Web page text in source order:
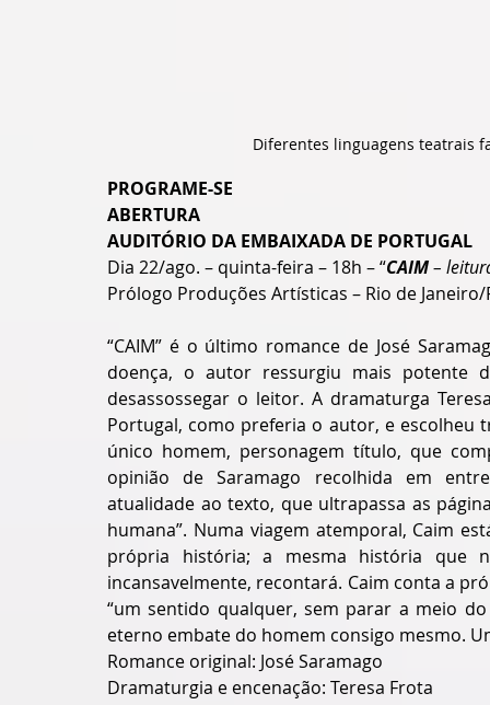
Diferentes linguagens teatrais
PROGRAME-SE
ABERTURA
AUDITÓRIO DA EMBAIXADA DE PORTUGAL
Dia 22/ago. – quinta-feira – 18h – “CAIM –
Prólogo Produções Artísticas – Rio de Janeiro/
“CAIM” é o último romance de José
doença, o autor ressurgiu mais potente
desassossegar o leitor. A dramaturga
Portugal, como preferia o autor, e escolheu
único homem, personagem título, que
opinião de Saramago recolhida em
atualidade ao texto, que ultrapassa as
humana”. Numa viagem atemporal, Caim
própria história; a mesma história que
incansavelmente, recontará. Caim conta a
“um sentido qualquer, sem parar a meio
eterno embate do homem consigo mesmo.
Romance original: José Saramago
Dramaturgia e encenação: Teresa Frota